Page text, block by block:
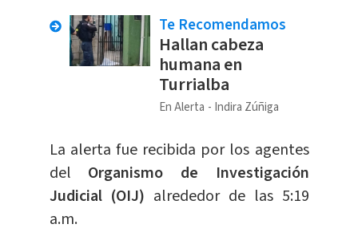
Te Recomendamos
Hallan cabeza
humana en
Turrialba
En Alerta Indira Zúñiga
La alerta fue recibida por los agentes
del Organismo de Investigación
Judicial (OIJ) alrededor de las 5:19
a.m.